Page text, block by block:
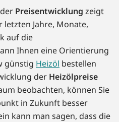
Preisentwicklung zeigt
letzten Jahre, Monate,
auf die
Ihnen eine Orientierung
günstig Heizöl bestellen
der Heizölpreise
beobachten, können Sie
in Zukunft besser
kann man sagen, dass die